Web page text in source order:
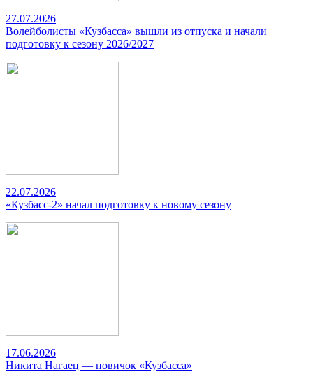
27.07.2026
Волейболисты «Кузбасса» вышли из отпуска и начали
подготовку к сезону 2026/2027
22.07.2026
«Кузбасс-2» начал подготовку к новому сезону
17.06.2026
Никита Нагаец — новичок «Кузбасса»